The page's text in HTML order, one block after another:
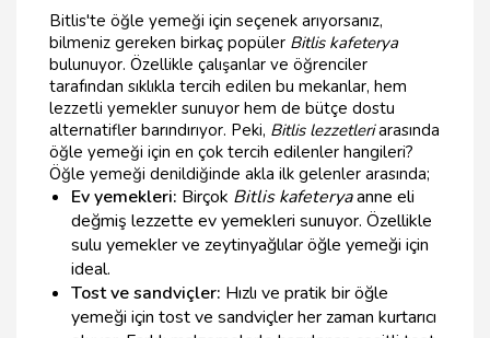
Bitlis'te öğle yemeği için seçenek arıyorsanız,
bilmeniz gereken birkaç popüler Bitlis kafeterya
bulunuyor. Özellikle çalışanlar ve öğrenciler
tarafından sıklıkla tercih edilen bu mekanlar, hem
lezzetli yemekler sunuyor hem de bütçe dostu
alternatifler barındırıyor. Peki, Bitlis lezzetleriarasında
öğle yemeği için en çok tercih edilenler hangileri?
Öğle yemeği denildiğinde akla ilk gelenler arasında;
Ev yemekleri: Birçok Bitlis kafeteryaanne eli
değmiş lezzette ev yemekleri sunuyor. Özellikle
sulu yemekler ve zeytinyağlılar öğle yemeği için
ideal.
Tost ve sandviçler: Hızlı ve pratik bir öğle
yemeği için tost ve sandviçler her zaman kurtarıcı